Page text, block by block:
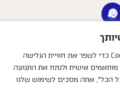
אנו משתמשים בקובצי Cookie כדי לשפר את חוויית הגלישה
מותאמים אישית ולנתח את התנועה
הכל", אתה מסכים לשימוש שלנו
צריכים עזרה?